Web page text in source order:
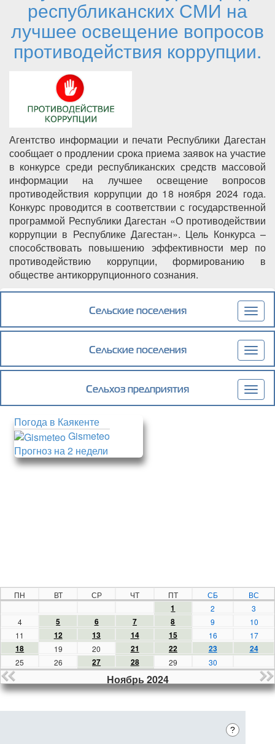
республиканских СМИ на
лучшее освещение вопросов
противодействия коррупции.
Агентство информации и печати Республики Дагестан
сообщает о продлении срока приема заявок на участие
в конкурсе среди республиканских средств массовой
информации на лучшее освещение вопросов
противодействия коррупции до 18 ноября 2024 года.
Конкурс проводится в соответствии с государственной
программой Республики Дагестан «О противодействии
коррупции в Республике Дагестан». Цель Конкурса –
способствовать повышению эффективности мер по
противодействию коррупции, формированию в
обществе антикоррупционного сознания.
Подробнеео Продлен срок приема заявок на участие в
конкурсе среди республиканских СМИ на
противодействия коррупции.
Сельские поселения
Сельские поселения
Сельхоз предприятия
Погода в Каякенте
Gismeteo
Прогноз на 2 недели
ПН ВТ СР ЧТ ПТ СБ ВС
1 2
3
4
5 6 7 8 9
10
11
12 13 14 15 16 17
18 19 20 21 22 23 24
25 26 27 28 29 30
Ноябрь 2024
?